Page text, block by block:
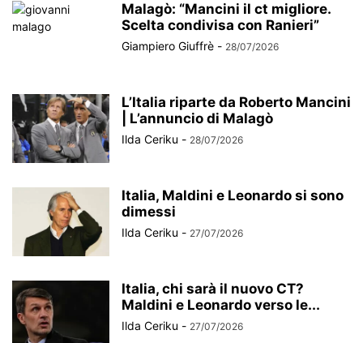
Malagò: “Mancini il ct migliore.
Scelta condivisa con Ranieri”
Giampiero Giuffrè - 28/07/2026
L’Italia riparte da Roberto Mancini
| L’annuncio di Malagò
Ilda Ceriku - 28/07/2026
Italia, Maldini e Leonardo si sono
dimessi
Ilda Ceriku - 27/07/2026
Italia, chi sarà il nuovo CT?
Maldini e Leonardo verso le...
Ilda Ceriku - 27/07/2026